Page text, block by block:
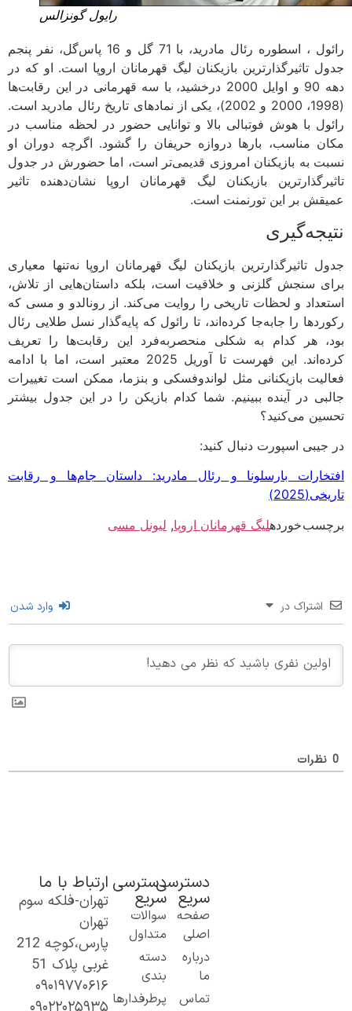
رایول گونزالس
رائول ، اسطوره رئال مادرید، با 71 گل و 16 پاس‌گل، نفر پنجم
جدول تاثیرگذارترین بازیکنان لیگ قهرمانان اروپا است. او که در
دهه 90 و اوایل 2000 درخشید، با سه قهرمانی در این رقابت‌ها
(1998، 2000 و 2002)، یکی از نمادهای تاریخ رئال مادرید است.
رائول با هوش فوتبالی بالا و توانایی حضور در لحظه مناسب در
مکان مناسب، بارها دروازه حریفان را گشود. اگرچه دوران او
نسبت به بازیکنان امروزی قدیمی‌تر است، اما حضورش در جدول
تاثیرگذارترین بازیکنان لیگ قهرمانان اروپا نشان‌دهنده تاثیر
عمیقش بر این تورنمنت است.
نتیجه‌گیری
جدول تاثیرگذارترین بازیکنان لیگ قهرمانان اروپا نه‌تنها معیاری
برای سنجش گلزنی و خلاقیت است، بلکه داستان‌هایی از تلاش،
استعداد و لحظات تاریخی را روایت می‌کند. از رونالدو و مسی که
رکوردها را جابه‌جا کرده‌اند، تا رائول که پایه‌گذار نسل طلایی رئال
بود، هر کدام به شکلی منحصربه‌فرد این رقابت‌ها را تعریف
کرده‌اند. این فهرست تا آوریل 2025 معتبر است، اما با ادامه
فعالیت بازیکنانی مثل لواندوفسکی و بنزما، ممکن است تغییرات
جالبی در آینده ببینیم. شما کدام بازیکن را در این جدول بیشتر
تحسین می‌کنید؟
در جیبی اسپورت دنبال کنید:
افتخارات بارسلونا و رئال مادرید: داستان جام‌ها و رقابت
تاریخی(2025)
برچسب خوردهلیگ قهرمانان اروپا, لیونل مسی
اشتراک در وارد شدن
0 نظرات
دسترسی
سریع
صفحه
اصلی
درباره
ما
تماس
دسترسی
سریع
سوالات
متداول
دسته
بندی
پرطرفدارها
ارتباط با ما
تهران-فلکه سوم
تهران
پارس،کوچه 212
غربی پلاک 51
۰۹۰۱۹۷۷۰۶۱۶